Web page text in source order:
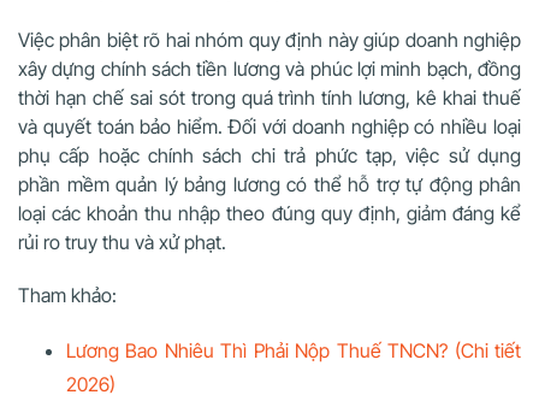
Việc phân biệt rõ hai nhóm quy định này giúp doanh nghiệp
xây dựng chính sách tiền lương và phúc lợi minh bạch, đồng
thời hạn chế sai sót trong quá trình tính lương, kê khai thuế
và quyết toán bảo hiểm. Đối với doanh nghiệp có nhiều loại
phụ cấp hoặc chính sách chi trả phức tạp, việc sử dụng
phần mềm quản lý bảng lương có thể hỗ trợ tự động phân
loại các khoản thu nhập theo đúng quy định, giảm đáng kể
rủi ro truy thu và xử phạt.
Tham khảo:
Lương Bao Nhiêu Thì Phải Nộp Thuế TNCN? (Chi tiết
2026)